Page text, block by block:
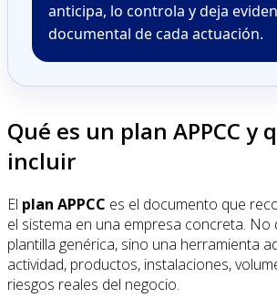
anticipa, lo controla y deja
documental de cada actuación.
Qué es un plan APPCC y
incluir
El plan APPCC es el documento que
el sistema en una empresa concreta. No
plantilla genérica, sino una herramienta
actividad, productos, instalaciones,
riesgos reales del negocio.